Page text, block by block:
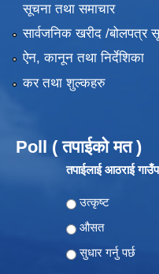
सूचना तथा समाचार
सार्वजनिक खरीद /बोलपत्र
ऐन, कानून तथा निर्देशिका
कर तथा शुल्कहरु
Poll ( तपाईको मत )
तपाईलाई आठराई
Choices
उत्कृष्ट
औसत
सुधार गर्नु पर्छ